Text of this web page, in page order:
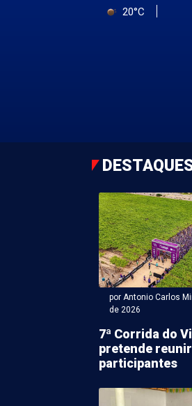
20°C
por Antonio Carlos
de 2026
7ª Corrida do
pretende reunir
participantes